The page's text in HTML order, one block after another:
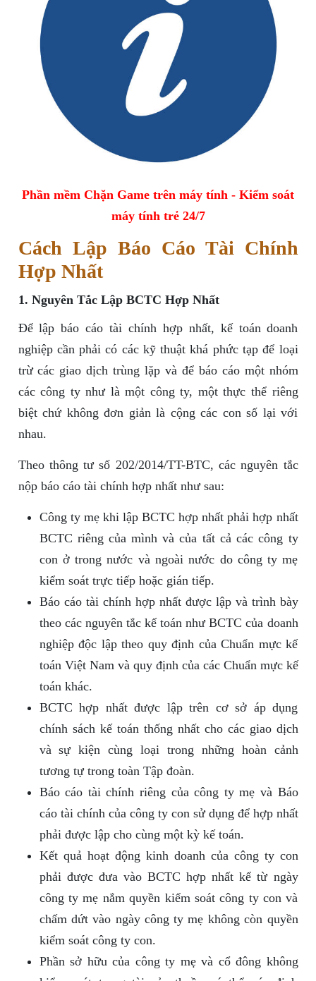
Phần mềm Chặn Game trên máy tính - Kiểm soát
máy tính trẻ 24/7
Cách Lập Báo Cáo Tài Chính
Hợp Nhất
1. Nguyên Tắc Lập BCTC Hợp Nhất
Để lập báo cáo tài chính hợp nhất, kế toán doanh
nghiệp cần phải có các kỹ thuật khá phức tạp để loại
trừ các giao dịch trùng lặp và để báo cáo một nhóm
các công ty như là một công ty, một thực thể riêng
biệt chứ không đơn giản là cộng các con số lại với
nhau.
Theo thông tư số 202/2014/TT-BTC, các nguyên tắc
nộp báo cáo tài chính hợp nhất như sau:
Công ty mẹ khi lập BCTC hợp nhất phải hợp nhất
BCTC riêng của mình và của tất cả các công ty
con ở trong nước và ngoài nước do công ty mẹ
kiểm soát trực tiếp hoặc gián tiếp.
Báo cáo tài chính hợp nhất được lập và trình bày
theo các nguyên tắc kế toán như BCTC của doanh
nghiệp độc lập theo quy định của Chuẩn mực kế
toán Việt Nam và quy định của các Chuẩn mực kế
toán khác.
BCTC hợp nhất được lập trên cơ sở áp dụng
chính sách kế toán thống nhất cho các giao dịch
và sự kiện cùng loại trong những hoàn cảnh
tương tự trong toàn Tập đoàn.
Báo cáo tài chính riêng của công ty mẹ và Báo
cáo tài chính của công ty con sử dụng để hợp nhất
phải được lập cho cùng một kỳ kế toán.
Kết quả hoạt động kinh doanh của công ty con
phải được đưa vào BCTC hợp nhất kể từ ngày
công ty mẹ nắm quyền kiểm soát công ty con và
chấm dứt vào ngày công ty mẹ không còn quyền
kiểm soát công ty con.
Phần sở hữu của công ty mẹ và cổ đông không